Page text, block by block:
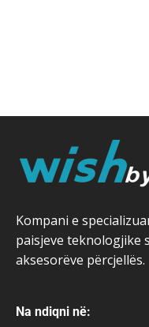
Kompani e
paisjeve teknologjike
aksesorëve përcjellës.
Na ndiqni në: